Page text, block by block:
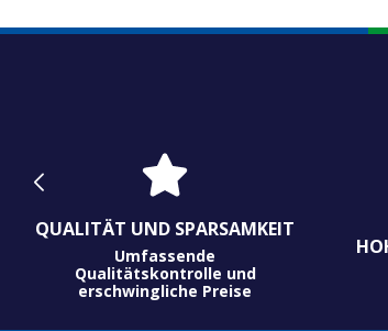
QUALITÄT UND SPARSAMKEIT
Umfassende
Qualitätskontrolle und
erschwingliche Preise